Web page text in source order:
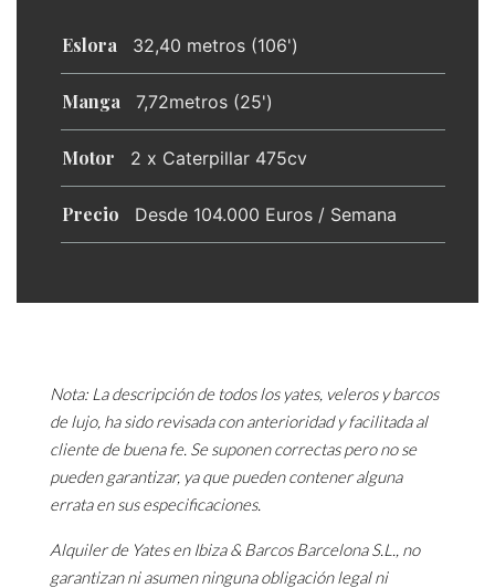
Eslora 32,40 metros (106')
Manga 7,72metros (25')
Motor 2 x Caterpillar 475cv
Precio Desde 104.000 Euros / Semana
Nota: La descripción de todos los yates, veleros y barcos
de lujo, ha sido revisada con anterioridad y facilitada al
cliente de buena fe. Se suponen correctas pero no se
pueden garantizar, ya que pueden contener alguna
errata en sus especificaciones.
Alquiler de Yates en Ibiza & Barcos Barcelona S.L., no
garantizan ni asumen ninguna obligación legal ni